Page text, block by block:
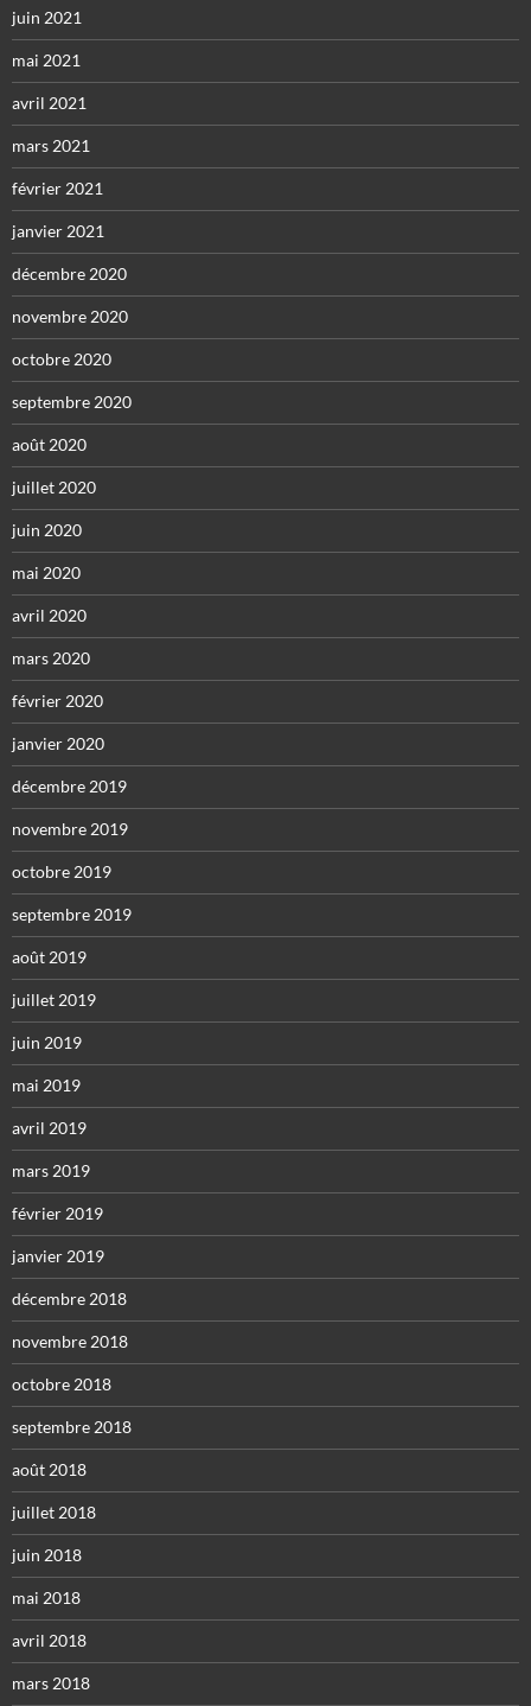
juin 2021
mai 2021
avril 2021
mars 2021
février 2021
janvier 2021
décembre 2020
novembre 2020
octobre 2020
septembre 2020
août 2020
juillet 2020
juin 2020
mai 2020
avril 2020
mars 2020
février 2020
janvier 2020
décembre 2019
novembre 2019
octobre 2019
septembre 2019
août 2019
juillet 2019
juin 2019
mai 2019
avril 2019
mars 2019
février 2019
janvier 2019
décembre 2018
novembre 2018
octobre 2018
septembre 2018
août 2018
juillet 2018
juin 2018
mai 2018
avril 2018
mars 2018